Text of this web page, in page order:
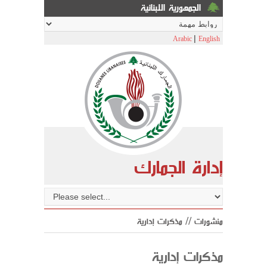
الجمهورية اللبنانية
Arabic | English
إدارة الجمارك
منشورات // مذكرات إدارية
مذكرات إدارية